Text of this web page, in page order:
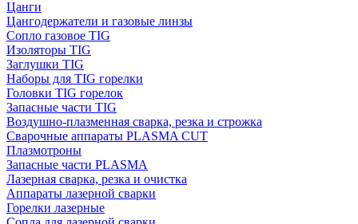
Цанги
Цангодержатели и газовые линзы
Сопло газовое TIG
Изоляторы TIG
Заглушки TIG
Наборы для TIG горелки
Головки TIG горелок
Запасные части TIG
Воздушно-плазменная сварка, резка и строжка
Сварочные аппараты PLASMA CUT
Плазмотроны
Запасные части PLASMA
Лазерная сварка, резка и очистка
Аппараты лазерной сварки
Горелки лазерные